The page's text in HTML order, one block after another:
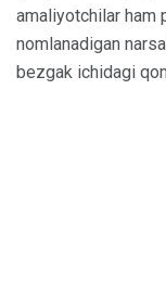
amaliyotchilar ham
nomlanadigan
bezgak ichidagi